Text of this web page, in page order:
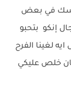
في بعض
إنكو بتحبو
لغينا الفرح
خلص عليكي